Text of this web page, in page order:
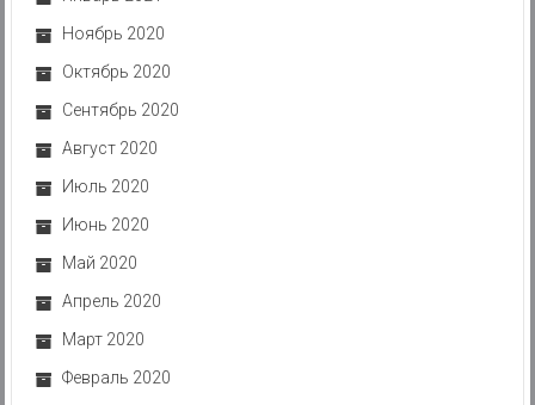
Ноябрь 2020
Октябрь 2020
Сентябрь 2020
Август 2020
Июль 2020
Июнь 2020
Май 2020
Апрель 2020
Март 2020
Февраль 2020